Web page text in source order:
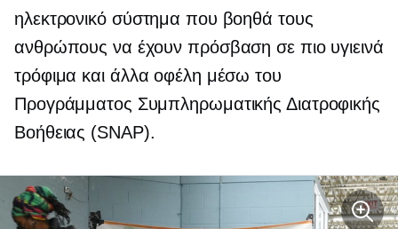
ηλεκτρονικό σύστημα που βοηθά τους
ανθρώπους να έχουν πρόσβαση σε πιο υγιεινά
τρόφιμα και άλλα οφέλη μέσω του
Προγράμματος Συμπληρωματικής Διατροφικής
Βοήθειας (SNAP).